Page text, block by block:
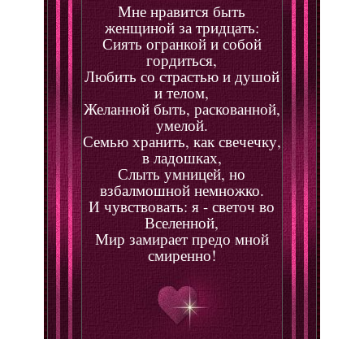
Мне нравится быть
женщиной за тридцать:
Сиять огранкой и собой
гордиться,
Любить со страстью и душой
и телом,
Желанной быть, раскованной,
умелой.
Семью хранить, как свечечку,
в ладошках,
Слыть умницей, но
взбалмошной немножко.
И чувствовать: я - светоч во
Вселенной,
Мир замирает предо мной
смиренно!